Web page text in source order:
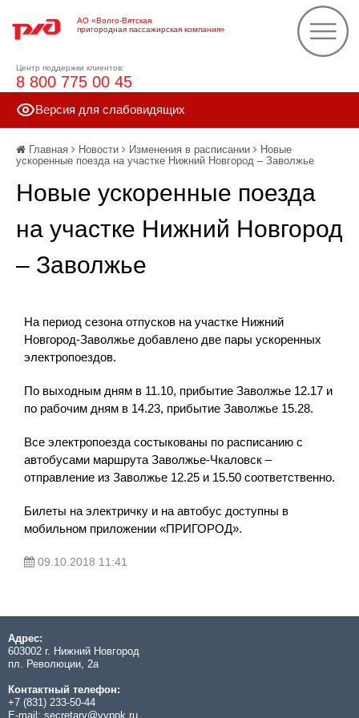
АО «Волго-Вятская
пригородная пассажирская компания»
Центр поддержки клиентов:
8 800 775 00 45
Версия для слабовидящих
Главная Новости Изменения в расписании
Новые
ускоренные поезда на участке Нижний Новгород – Заволжье
Новые ускоренные поезда
на участке Нижний Новгород
– Заволжье
На период сезона отпусков на участке Нижний
Новгород-Заволжье добавлено две пары ускоренных
электропоездов.
По выходным дням в 11.10, прибытие Заволжье 12.17 и
по рабочим дням в 14.23, прибытие Заволжье 15.28.
Все электропоезда состыкованы по расписанию с
автобусами маршрута Заволжье-Чкаловск –
отправление из Заволжье 12.25 и 15.50 соответственно.
Билеты на электричку и на автобус доступны в
мобильном приложении «ПРИГОРОД».
09.10.2018 11:41
Адрес:
603002 г. Нижний Новгород
пл. Революции, 2а
Контактный телефон:
+7 (831) 233-50-44
E-mail: secretary@vvppk.ru